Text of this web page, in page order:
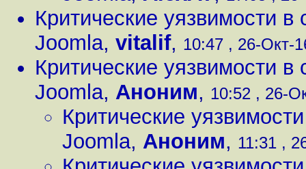
Критические уязвимости
Joomla, vitalif, 10:47 , 26-Окт-
Критические уязвимости
Joomla, Аноним, 10:52 , 26-
Критические
Joomla, Аноним, 11:31 ,